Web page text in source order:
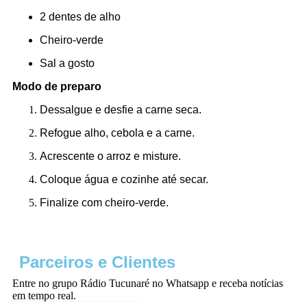
2 dentes de alho
Cheiro-verde
Sal a gosto
Modo de preparo
Dessalgue e desfie a carne seca.
Refogue alho, cebola e a carne.
Acrescente o arroz e misture.
Coloque água e cozinhe até secar.
Finalize com cheiro-verde.
Parceiros e Clientes
Entre no grupo Rádio Tucunaré no Whatsapp e receba notícias
em tempo real.